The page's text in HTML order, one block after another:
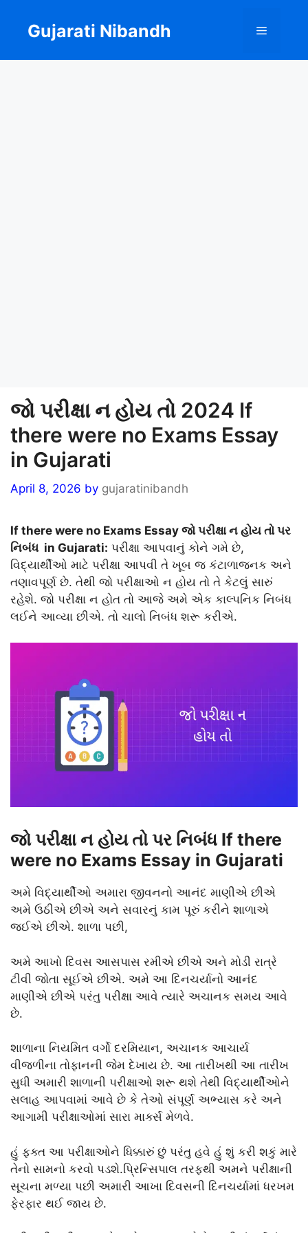
content
Gujarati Nibandh Menu
જો પરીક્ષા ન હોય તો 2024 If
there were no Exams Essay
in Gujarati
April 8, 2026 by gujaratinibandh
If there were no Exams Essay જો પરીક્ષા ન હોય તો પર
નિબંધ in Gujarati: પરીક્ષા આપવાનું કોને ગમે છે,
વિદ્યાર્થીઓ માટે પરીક્ષા આપવી તે ખૂબ જ કંટાળાજનક અને
તણાવપૂર્ણ છે. તેથી જો પરીક્ષાઓ ન હોય તો તે કેટલું સારું
રહેશે. જો પરીક્ષા ન હોત તો આજે અમે એક કાલ્પનિક નિબંધ
લઈને આવ્યા છીએ. તો ચાલો નિબંધ શરૂ કરીએ.
જો પરીક્ષા ન હોય તો પર નિબંધ If there
were no Exams Essay in Gujarati
અમે વિદ્યાર્થીઓ અમારા જીવનનો આનંદ માણીએ છીએ
અમે ઉઠીએ છીએ અને સવારનું કામ પૂરું કરીને શાળાએ
જઈએ છીએ. શાળા પછી,
અમે આખો દિવસ આસપાસ રમીએ છીએ અને મોડી રાત્રે
ટીવી જોતા સૂઈએ છીએ. અમે આ દિનચર્યાનો આનંદ
માણીએ છીએ પરંતુ પરીક્ષા આવે ત્યારે અચાનક સમય આવે
છે.
શાળાના નિયમિત વર્ગો દરમિયાન, અચાનક આચાર્ય
વીજળીના તોફાનની જેમ દેખાય છે. આ તારીખથી આ તારીખ
સુધી અમારી શાળાની પરીક્ષાઓ શરૂ થશે તેથી વિદ્યાર્થીઓને
સલાહ આપવામાં આવે છે કે તેઓ સંપૂર્ણ અભ્યાસ કરે અને
આગામી પરીક્ષાઓમાં સારા માર્ક્સ મેળવે.
હું ફક્ત આ પરીક્ષાઓને ધિક્કારું છું પરંતુ હવે હું શું કરી શકું મારે
તેનો સામનો કરવો પડશે.પ્રિન્સિપાલ તરફથી અમને પરીક્ષાની
સૂચના મળ્યા પછી અમારી આખા દિવસની દિનચર્યામાં ધરખમ
ફેરફાર થઈ જાય છે.